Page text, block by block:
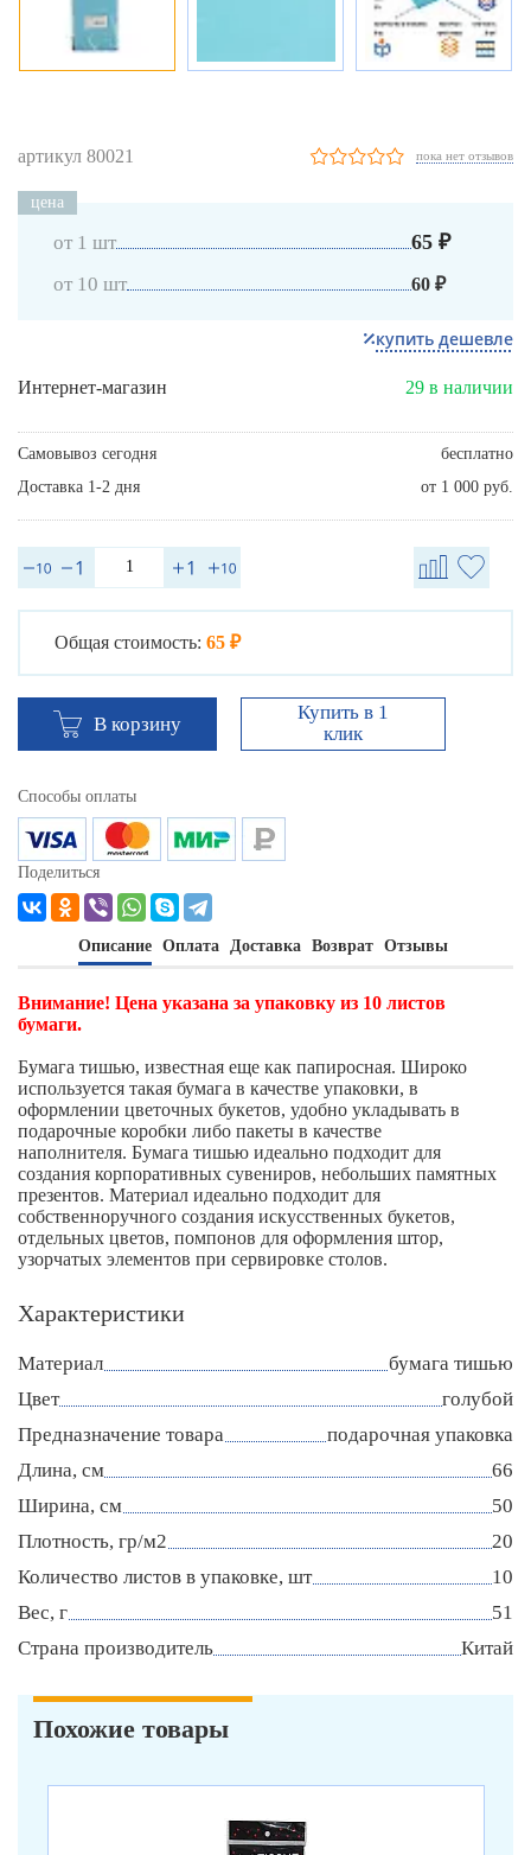
артикул 80021 пока нет отзывов
цена
от 1 шт 65 ₽
от 10 шт 60 ₽
купить дешевле
Интернет-магазин 29 в наличии
Самовывоз сегодня
бесплатно
Доставка 1-2 дня
от 1 000 руб.
Общая стоимость: 65 ₽
В корзину
Купить в 1
клик
Способы оплаты
Поделиться
Описание Оплата Доставка Возврат Отзывы
Внимание! Цена указана за упаковку из 10 листов
бумаги.
Бумага тишью, известная еще как папиросная. Широко
используется такая бумага в качестве упаковки, в
оформлении цветочных букетов, удобно укладывать в
подарочные коробки либо пакеты в качестве
наполнителя. Бумага тишью идеально подходит для
создания корпоративных сувениров, небольших памятных
презентов. Материал идеально подходит для
собственноручного создания искусственных букетов,
отдельных цветов, помпонов для оформления штор,
узорчатых элементов при сервировке столов.
Характеристики
Материал
бумага тишью
Цвет
голубой
Предназначение товара
подарочная упаковка
Длина, см
66
Ширина, см
50
Плотность, гр/м2
20
Количество листов в упаковке, шт
10
Вес, г
51
Страна производитель
Китай
Похожие товары